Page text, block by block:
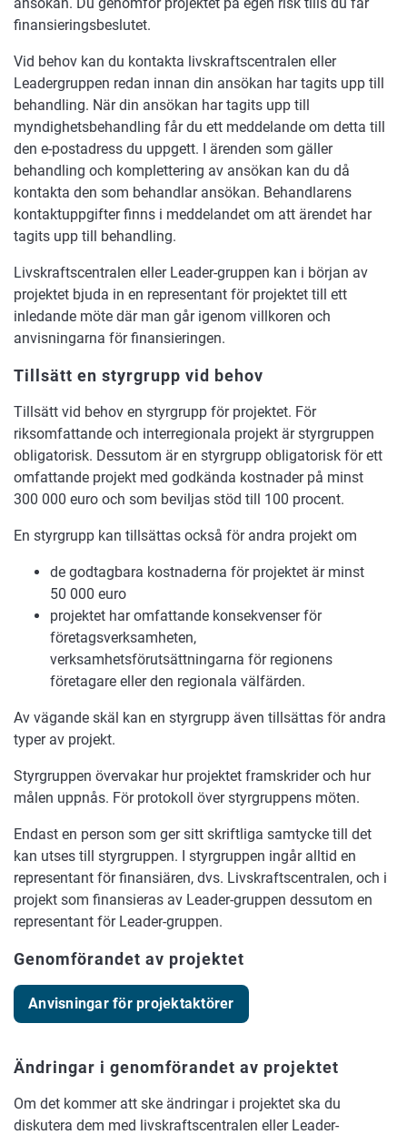
finansieringsbeslutet.
Vid behov kan du kontakta livskraftscentralen eller
Leadergruppen redan innan din ansökan har tagits upp till
behandling. När din ansökan har tagits upp till
myndighetsbehandling får du ett meddelande om detta till
den e-postadress du uppgett. I ärenden som gäller
behandling och komplettering av ansökan kan du då
kontakta den som behandlar ansökan. Behandlarens
kontaktuppgifter finns i meddelandet om att ärendet har
tagits upp till behandling.
Livskraftscentralen eller Leader-gruppen kan i början av
projektet bjuda in en representant för projektet till ett
inledande möte där man går igenom villkoren och
anvisningarna för finansieringen.
Tillsätt en styrgrupp vid behov
Tillsätt vid behov en styrgrupp för projektet. För
riksomfattande och interregionala projekt är styrgruppen
obligatorisk. Dessutom är en styrgrupp obligatorisk för ett
omfattande projekt med godkända kostnader på minst
300 000 euro och som beviljas stöd till 100 procent.
En styrgrupp kan tillsättas också för andra projekt om
de godtagbara kostnaderna för projektet är minst
50 000 euro
projektet har omfattande konsekvenser för
företagsverksamheten,
verksamhetsförutsättningarna för regionens
företagare eller den regionala välfärden.
Av vägande skäl kan en styrgrupp även tillsättas för andra
typer av projekt.
Styrgruppen övervakar hur projektet framskrider och hur
målen uppnås. För protokoll över styrgruppens möten.
Endast en person som ger sitt skriftliga samtycke till det
kan utses till styrgruppen. I styrgruppen ingår alltid en
representant för finansiären, dvs. Livskraftscentralen, och i
projekt som finansieras av Leader-gruppen dessutom en
representant för Leader-gruppen.
Genomförandet av projektet
Anvisningar för projektaktörer
Ändringar i genomförandet av projektet
Om det kommer att ske ändringar i projektet ska du
diskutera dem med livskraftscentralen eller Leader-